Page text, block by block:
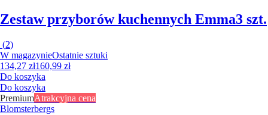
Zestaw przyborów kuchennych Emma3 szt.
(2)
W magazynieOstatnie sztuki
134,27 zł160,99 zł
Do koszyka
Do koszyka
PremiumAtrakcyjna cena
Blomsterbergs